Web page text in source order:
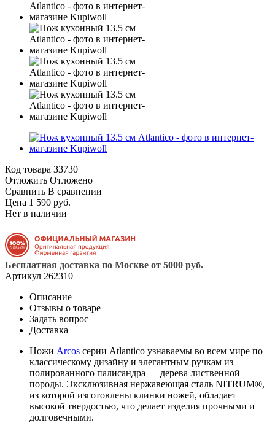
Код товара 33730
Отложить Отложено
Сравнить В сравнении
Цена 1 590 руб.
Нет в наличии
Бесплатная доставка по Москве от 5000 руб.
Артикул 262310
Описание
Отзывы о товаре
Задать вопрос
Доставка
Ножи Arcos серии Atlantico узнаваемы во всем мире по
классическому дизайну и элегантным ручкам из
полированного палисандра — дерева лиственной
породы. Эксклюзивная нержавеющая сталь NITRUM®,
из которой изготовлены клинки ножей, обладает
высокой твердостью, что делает изделия прочными и
долговечными.